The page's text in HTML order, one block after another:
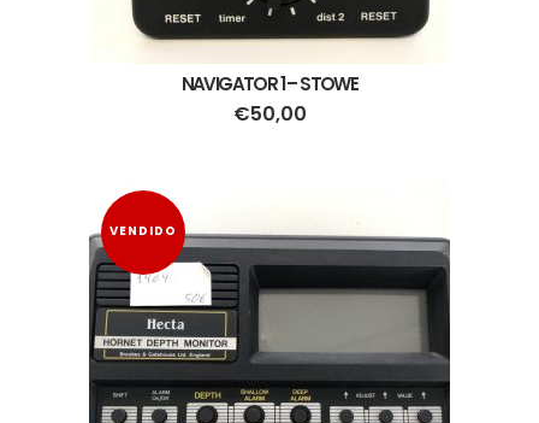
NAVIGATOR 1 – STOWE
€50,00
VENDIDO